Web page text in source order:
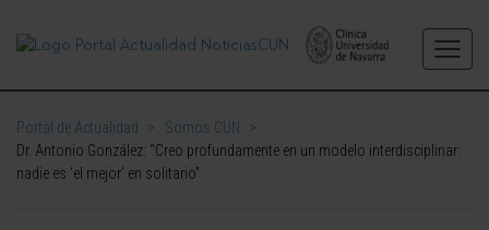
Portal de Actualidad > Somos CUN
>
Dr. Antonio González: “Creo profundamente en un modelo interdisciplinar:
nadie es ‘el mejor’ en solitario”